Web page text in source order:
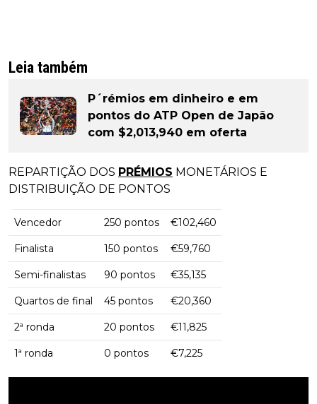
Leia também
P´rémios em dinheiro e em
pontos do ATP Open de Japão
com $2,013,940 em oferta
REPARTIÇÃO DOS PRÉMIOS MONETÁRIOS E
DISTRIBUIÇÃO DE PONTOS
Vencedor 250 pontos €102,460
Finalista 150 pontos €59,760
Semi-finalistas 90 pontos €35,135
Quartos de final 45 pontos €20,360
2ª ronda 20 pontos €11,825
1ª ronda 0 pontos €7,225